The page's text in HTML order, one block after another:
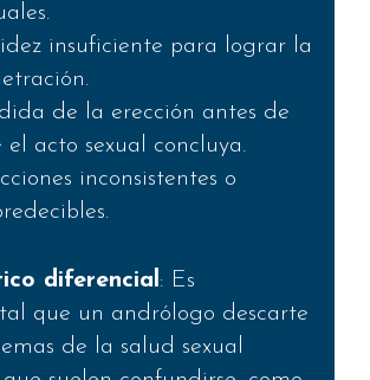
insuficiente para lograr la
de la erección antes de
el acto sexual concluya.
inconsistentes o
diferencial: Es
que un andrólogo descarte
de la salud sexual